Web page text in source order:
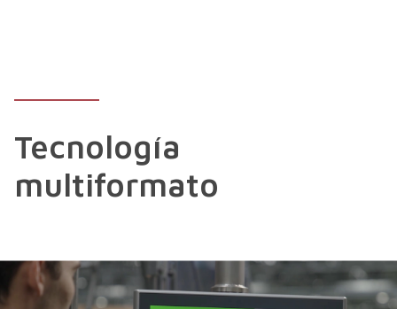
Tecnología
multiformato